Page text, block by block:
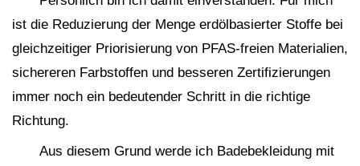
ist die Reduzierung der Menge erdölbasierter Stoffe bei
gleichzeitiger Priorisierung von PFAS-freien Materialien,
sichereren Farbstoffen und besseren Zertifizierungen
immer noch ein bedeutender Schritt in die richtige
Richtung.
Aus diesem Grund werde ich Badebekleidung mit